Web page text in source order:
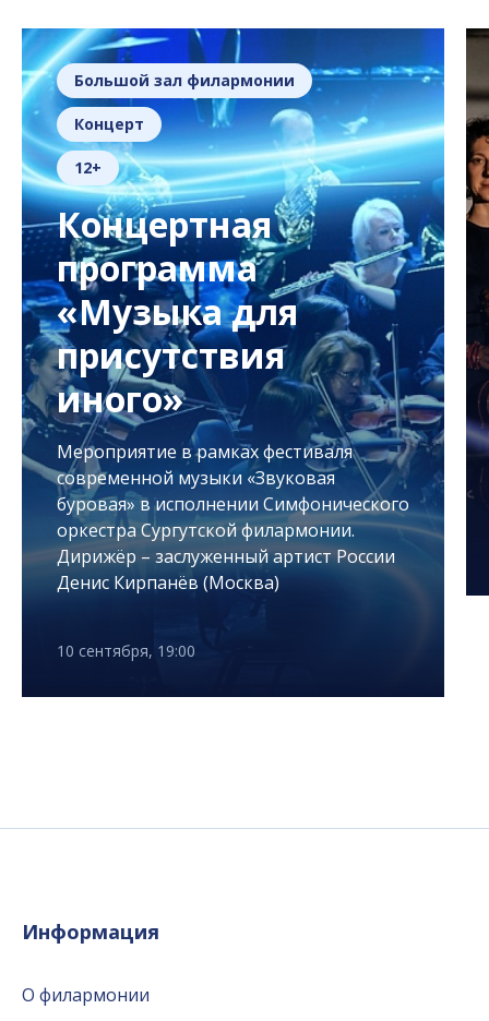
Большой зал филармонии
Концерт
12+
Концертная
программа
«Музыка для
присутствия
иного»
Мероприятие в рамках фестиваля
современной музыки «Звуковая
буровая» в исполнении Симфонического
оркестра Сургутской филармонии.
Дирижёр – заслуженный артист России
Денис Кирпанёв (Москва)
10 сентября, 19:00
Информация
О филармонии